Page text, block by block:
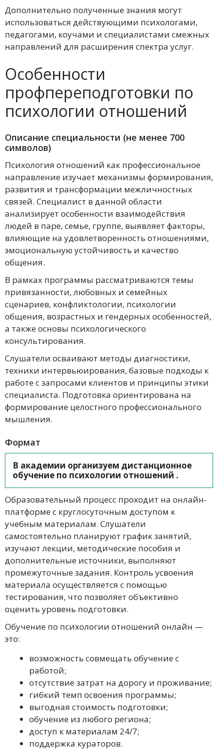
Дополнительно полученные знания могут
использоваться действующими психологами,
педагогами, коучами и специалистами смежных
направлений для расширения спектра услуг.
Особенности
профпереподготовки по
психологии отношений
Описание специальности (не менее 700
символов)
Психология отношений как профессиональное
направление изучает механизмы формирования,
развития и трансформации межличностных
связей. Специалист в данной области
анализирует особенности взаимодействия
людей в паре, семье, группе, выявляет факторы,
влияющие на удовлетворенность отношениями,
эмоциональную устойчивость и качество
общения.
В рамках программы рассматриваются темы
привязанности, любовных и семейных
сценариев, конфликтологии, психологии
общения, возрастных и гендерных особенностей,
а также основы психологического
консультирования.
Слушатели осваивают методы диагностики,
техники интервьюирования, базовые подходы к
работе с запросами клиентов и принципы этики
специалиста. Подготовка ориентирована на
формирование целостного профессионального
мышления.
Формат
В академии организуем дистанционное
обучение по психологии отношений .
Образовательный процесс проходит на онлайн-
платформе с круглосуточным доступом к
учебным материалам. Слушатели
самостоятельно планируют график занятий,
изучают лекции, методические пособия и
дополнительные источники, выполняют
промежуточные задания. Контроль усвоения
материала осуществляется с помощью
тестирования, что позволяет объективно
оценить уровень подготовки.
Обучение по психологии отношений онлайн —
это:
возможность совмещать обучение с
работой;
отсутствие затрат на дорогу и проживание;
гибкий темп освоения программы;
выгодная стоимость подготовки;
обучение из любого региона;
доступ к материалам 24/7;
поддержка кураторов.